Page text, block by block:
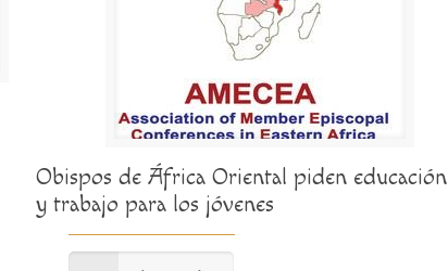
Obispos de África Oriental piden educación
y trabajo para los jóvenes